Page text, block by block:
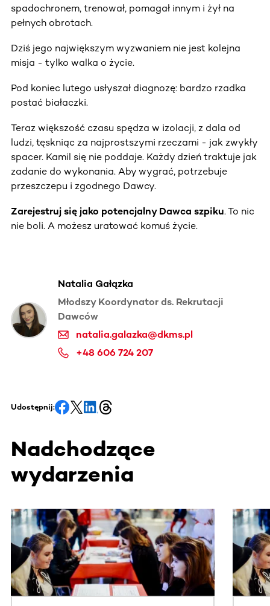
spadochronem, trenował, pomagał innym i żył na
pełnych obrotach.
Dziś jego największym wyzwaniem nie jest kolejna
misja - tylko walka o życie.
Pod koniec lutego usłyszał diagnozę: bardzo rzadka
postać białaczki.
Teraz większość czasu spędza w izolacji, z dala od
ludzi, tęskniąc za najprostszymi rzeczami - jak zwykły
spacer. Kamil się nie poddaje. Każdy dzień traktuje jak
zadanie do wykonania. Aby wygrać, potrzebuje
przeszczepu i zgodnego Dawcy.
Zarejestruj się jako potencjalny Dawca szpiku. To nic
nie boli. A możesz uratować komuś życie.
Natalia Gałązka
Młodszy Koordynator ds. Rekrutacji
Dawców
natalia.galazka@dkms.pl
+48 606 724 207
Udostępnij:
Nadchodzące
wydarzenia
Ta sekcja zawiera treści przewijane w poziomie. Użyj